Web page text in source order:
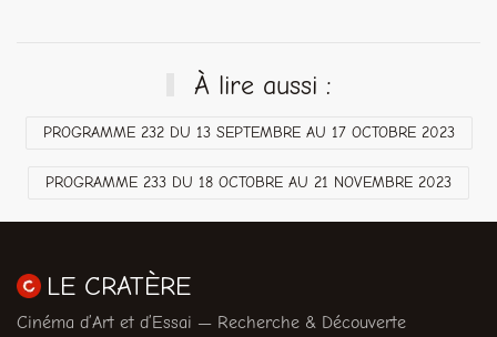
À lire aussi :
PROGRAMME 232 DU 13 SEPTEMBRE AU 17 OCTOBRE 2023
PROGRAMME 233 DU 18 OCTOBRE AU 21 NOVEMBRE 2023
LE CRATÈRE
Cinéma d’Art et d’Essai — Recherche & Découverte